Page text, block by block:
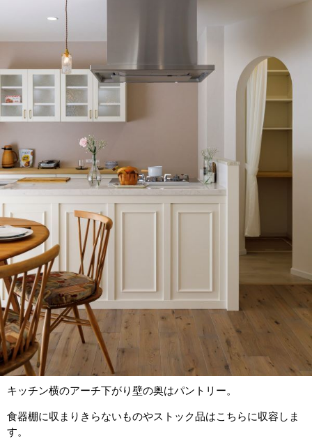
キッチン横のアーチ下がり壁の奥はパントリー。
食器棚に収まりきらないものやストック品はこちらに収容しま
す。